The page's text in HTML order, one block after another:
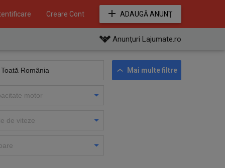
Creare Cont ADAUGĂ ANUNŢ
Anunţuri Lajumate.ro
Mai multe filtre